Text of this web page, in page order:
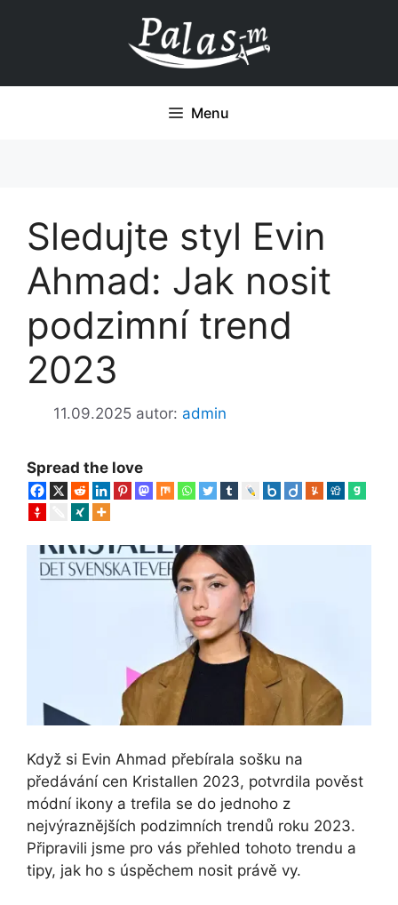
Menu
Sledujte styl Evin
Ahmad: Jak nosit
podzimní trend
2023
11.09.2025 autor: admin
Spread the love
Když si Evin Ahmad přebírala sošku na
předávání cen Kristallen 2023, potvrdila pověst
módní ikony a trefila se do jednoho z
nejvýraznějších podzimních trendů roku 2023.
Připravili jsme pro vás přehled tohoto trendu a
tipy, jak ho s úspěchem nosit právě vy.